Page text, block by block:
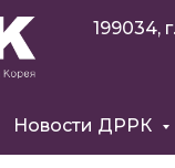
199034,
Новости ДРРК